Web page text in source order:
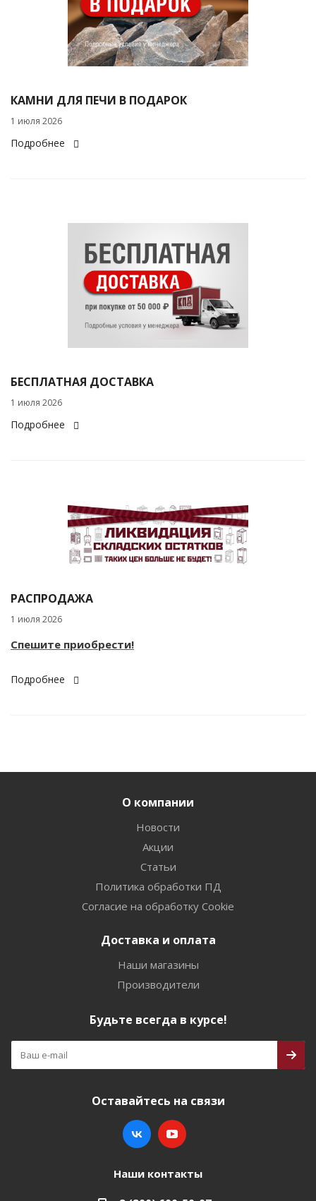
КАМНИ ДЛЯ ПЕЧИ В ПОДАРОК
1 июля 2026
Подробнее
БЕСПЛАТНАЯ ДОСТАВКА
1 июля 2026
Подробнее
РАСПРОДАЖА
1 июля 2026
Спешите приобрести!
Подробнее
О компании
Новости
Акции
Статьи
Политика обработки ПД
Согласие на обработку Cookie
Доставка и оплата
Наши магазины
Производители
Будьте всегда в курсе!
Оставайтесь на связи
Наши контакты